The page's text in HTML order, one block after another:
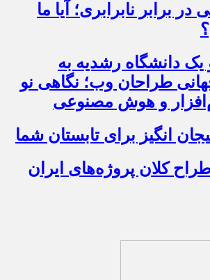
برابر نابرابری؛ آیا ما
دانشگاه رشدیه به
طراحان وب؛ نگاهی نو
و هوش مصنوعی
انگیز برای تابستان شما
کلان پروژه‌های ایران